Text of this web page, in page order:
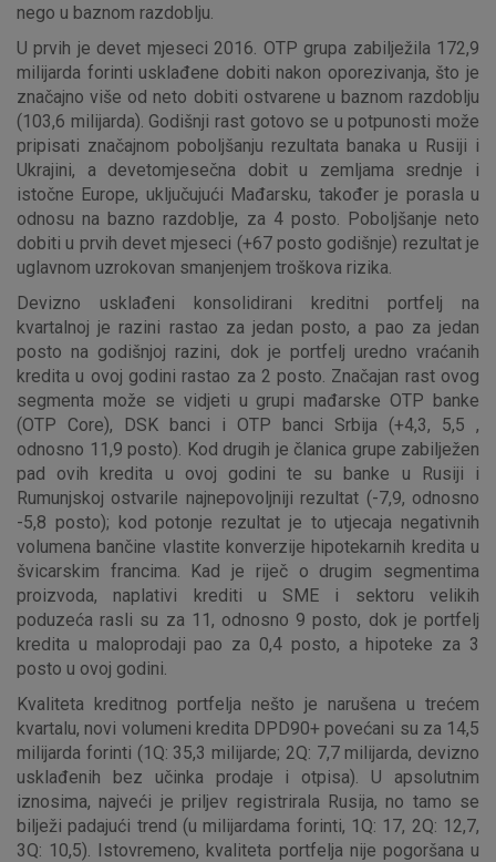
nego u baznom razdoblju.
U prvih je devet mjeseci 2016. OTP grupa zabilježila 172,9
milijarda forinti usklađene dobiti nakon oporezivanja, što je
značajno više od neto dobiti ostvarene u baznom razdoblju
(103,6 milijarda). Godišnji rast gotovo se u potpunosti može
pripisati značajnom poboljšanju rezultata banaka u Rusiji i
Ukrajini, a devetomjesečna dobit u zemljama srednje i
istočne Europe, uključujući Mađarsku, također je porasla u
odnosu na bazno razdoblje, za 4 posto. Poboljšanje neto
dobiti u prvih devet mjeseci (+67 posto godišnje) rezultat je
uglavnom uzrokovan smanjenjem troškova rizika.
Devizno usklađeni konsolidirani kreditni portfelj na
kvartalnoj je razini rastao za jedan posto, a pao za jedan
posto na godišnjoj razini, dok je portfelj uredno vraćanih
kredita u ovoj godini rastao za 2 posto. Značajan rast ovog
segmenta može se vidjeti u grupi mađarske OTP banke
(OTP Core), DSK banci i OTP banci Srbija (+4,3, 5,5 ,
odnosno 11,9 posto). Kod drugih je članica grupe zabilježen
pad ovih kredita u ovoj godini te su banke u Rusiji i
Rumunjskoj ostvarile najnepovoljniji rezultat (-7,9, odnosno
-5,8 posto); kod potonje rezultat je to utjecaja negativnih
volumena bančine vlastite konverzije hipotekarnih kredita u
švicarskim francima. Kad je riječ o drugim segmentima
proizvoda, naplativi krediti u SME i sektoru velikih
poduzeća rasli su za 11, odnosno 9 posto, dok je portfelj
kredita u maloprodaji pao za 0,4 posto, a hipoteke za 3
posto u ovoj godini.
Kvaliteta kreditnog portfelja nešto je narušena u trećem
kvartalu, novi volumeni kredita DPD90+ povećani su za 14,5
milijarda forinti (1Q: 35,3 milijarde; 2Q: 7,7 milijarda, devizno
usklađenih bez učinka prodaje i otpisa). U apsolutnim
iznosima, najveći je priljev registrirala Rusija, no tamo se
bilježi padajući trend (u milijardama forinti, 1Q: 17, 2Q: 12,7,
3Q: 10,5). Istovremeno, kvaliteta portfelja nije pogoršana u